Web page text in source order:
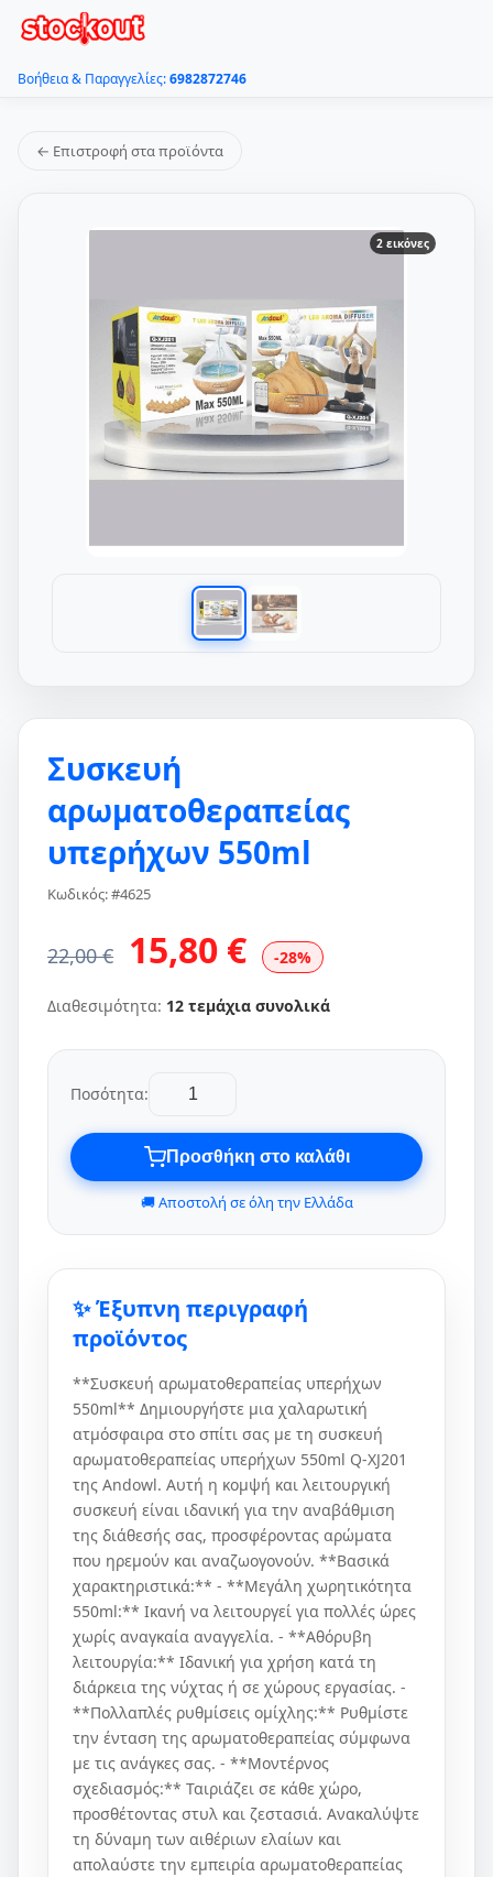
Βοήθεια & Παραγγελίες:6982872746
← Επιστροφή στα προϊόντα
2 εικόνες
Συσκευή
αρωματοθεραπείας
υπερήχων 550ml
Κωδικός: #4625
22,00 € 15,80 € -28%
Διαθεσιμότητα: 12 τεμάχια συνολικά
Ποσότητα:
Προσθήκη στο καλάθι
🚚 Αποστολή σε όλη την Ελλάδα
✨ Έξυπνη περιγραφή
προϊόντος
**Συσκευή αρωματοθεραπείας υπερήχων
550ml** Δημιουργήστε μια χαλαρωτική
ατμόσφαιρα στο σπίτι σας με τη συσκευή
αρωματοθεραπείας υπερήχων 550ml Q-XJ201
της Andowl. Αυτή η κομψή και λειτουργική
συσκευή είναι ιδανική για την αναβάθμιση
της διάθεσής σας, προσφέροντας αρώματα
που ηρεμούν και αναζωογονούν. **Βασικά
χαρακτηριστικά:** - **Μεγάλη χωρητικότητα
550ml:** Ικανή να λειτουργεί για πολλές ώρες
χωρίς αναγκαία αναγγελία. - **Αθόρυβη
λειτουργία:** Ιδανική για χρήση κατά τη
διάρκεια της νύχτας ή σε χώρους εργασίας. -
**Πολλαπλές ρυθμίσεις ομίχλης:** Ρυθμίστε
την ένταση της αρωματοθεραπείας σύμφωνα
με τις ανάγκες σας. - **Μοντέρνος
σχεδιασμός:** Ταιριάζει σε κάθε χώρο,
προσθέτοντας στυλ και ζεστασιά. Ανακαλύψτε
τη δύναμη των αιθέριων ελαίων και
απολαύστε την εμπειρία αρωματοθεραπείας